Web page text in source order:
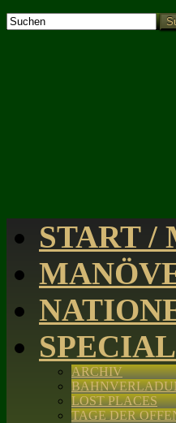
START /
ARCHIV
LOST PLACES
TAGE DER